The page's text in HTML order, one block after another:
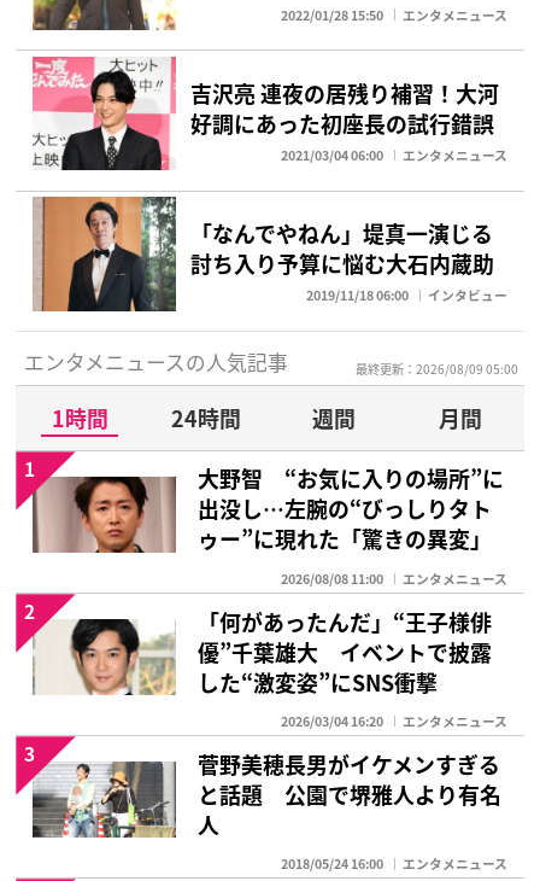
2022/01/28 15:50 エンタメニュース
吉沢亮 連夜の居残り補習！大河
好調にあった初座長の試行錯誤
2021/03/04 06:00 エンタメニュース
「なんでやねん」堤真一演じる
討ち入り予算に悩む大石内蔵助
2019/11/18 06:00 インタビュー
エンタメニュースの人気記事 最終更新：2026/08/09 05:00
1時間 24時間 週間
月間
大野智 “お気に入りの場所”に
出没し…左腕の“びっしりタト
ゥー”に現れた「驚きの異変」
2026/08/08 11:00 エンタメニュース
1
「何があったんだ」“王子様俳
優”千葉雄大 イベントで披露
した“激変姿”にSNS衝撃
2026/03/04 16:20 エンタメニュース
2
菅野美穂長男がイケメンすぎる
と話題 公園で堺雅人より有名
人
2018/05/24 16:00 エンタメニュース
3